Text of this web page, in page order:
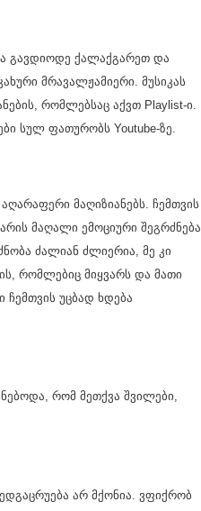
გავდიოდე ქალაქგარეთ და
მრავალჟამიერი. მუსიკას
რომლებსაც აქვთ Playlist-ი.
სულ ფათურობს Youtube-ზე.
მაღიზიანებს. ჩემთვის
მაღალი ემოციური შეგრძნება
ძალიან ძლიერია, მე კი
რომლებიც მიყვარს და მათი
ჩემთვის უცბად ხდება
რომ მეთქვა შვილები,
არ მქონია. ვფიქრობ